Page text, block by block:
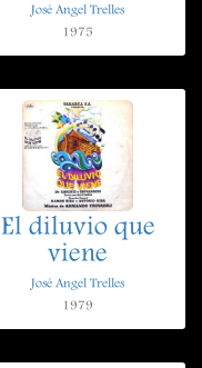
José Angel Trelles
1975
El diluvio que
viene
José Angel Trelles
1979